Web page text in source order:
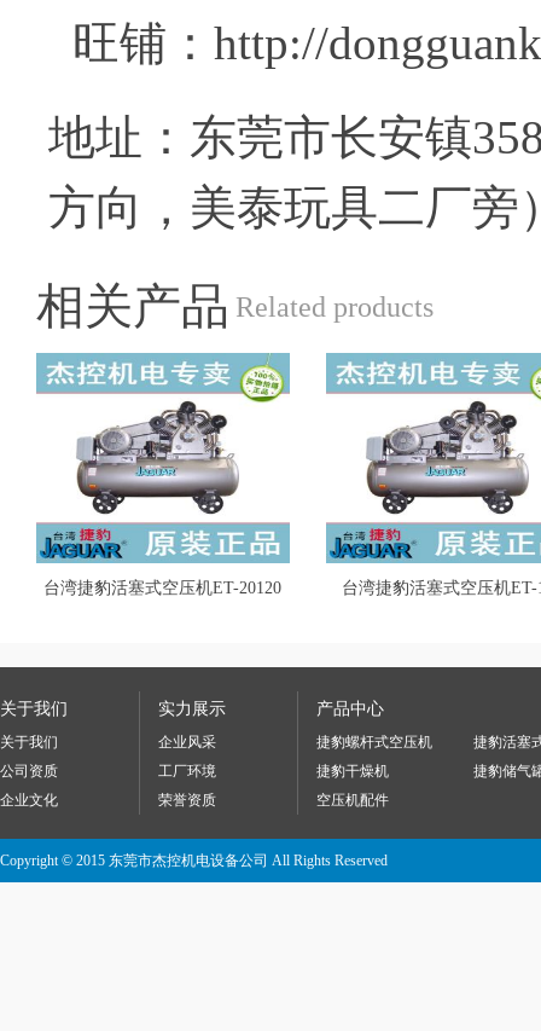
旺铺：http://
地址：东莞市长安镇
方向，美泰玩具二厂旁
相关产品 Related products
台湾捷豹活塞式空压机ET-20120 台湾捷豹活塞式空压机ET-
关于我们
关于我们
公司资质
企业文化
实力展示
企业风采
工厂环境
荣誉资质
产品中心
捷豹螺杆式空压机
捷豹活塞
捷豹干燥机
捷豹储气
空压机配件
Copyright © 2015 东莞市杰控机电设备公司 All Rights Reserved